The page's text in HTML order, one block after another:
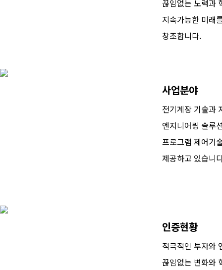
끊임없는 노력과
지속가능한 미래
창조합니다.
사업분야
전기계장 기술과
엔지니어링 솔루
프로그램 제어기
제공하고 있습니
인증현황
적극적인 투자와
끊임없는 변화와